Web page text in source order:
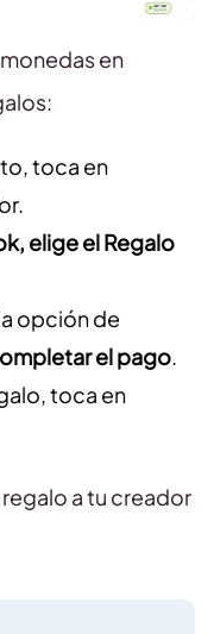
en
toca en
elige el Regalo
opción de
el pago.
toca en
a tu creador